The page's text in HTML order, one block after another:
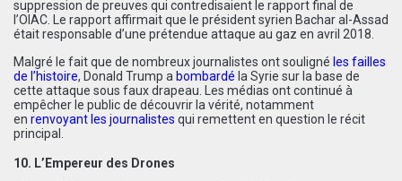
suppression de preuves qui contredisaient le rapport final de
l’OIAC. Le rapport affirmait que le président syrien Bachar al-Assad
était responsable d’une prétendue attaque au gaz en avril 2018.
Malgré le fait que de nombreux journalistes ont souligné les failles
de l’histoire, Donald Trump a bombardé la Syrie sur la base de
cette attaque sous faux drapeau. Les médias ont continué à
empêcher le public de découvrir la vérité, notamment
en renvoyant les journalistes qui remettent en question le récit
principal.
10. L’Empereur des Drones